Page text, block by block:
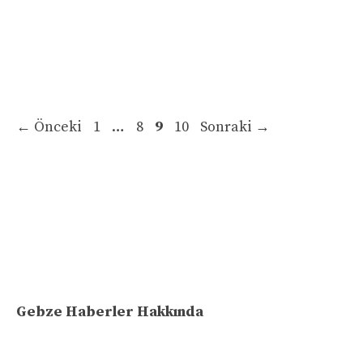
← Önceki Sayfa
1 … Sayfa
8 Sayfa
9 Sayfa
10 Sonraki →
Gebze Haberler Hakkında